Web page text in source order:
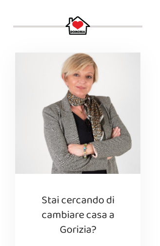
Stai cercando di
cambiare casa a
Gorizia?